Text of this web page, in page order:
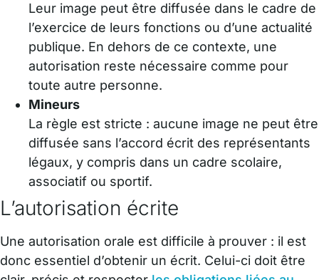
Leur image peut être diffusée dans le cadre de
l’exercice de leurs fonctions ou d’une actualité
publique. En dehors de ce contexte, une
autorisation reste nécessaire comme pour
toute autre personne.
Mineurs
La règle est stricte : aucune image ne peut être
diffusée sans l’accord écrit des représentants
légaux, y compris dans un cadre scolaire,
associatif ou sportif.
L’autorisation écrite
Une autorisation orale est difficile à prouver : il est
donc essentiel d’obtenir un écrit. Celui-ci doit être